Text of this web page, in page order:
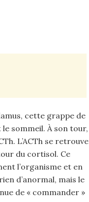
cette grappe de
sommeil. À son tour,
L’ACTh se retrouve
du cortisol. Ce
l’organisme et en
d’anormal, mais le
de « commander »